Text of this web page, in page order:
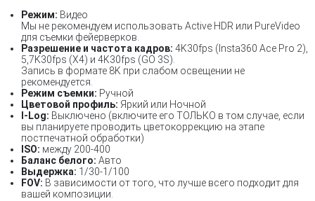
Режим: Видео
Мы не рекомендуем использовать Active HDR или PureVideo
для съемки фейерверков.
Разрешение и частота кадров: 4K30fps (Insta360 Ace Pro 2),
5,7K30fps (X4) и 4K30fps (GO 3S).
Запись в формате 8K при слабом освещении не
рекомендуется.
Режим съемки: Ручной
Цветовой профиль: Яркий или Ночной
I-Log: Выключено (включите его ТОЛЬКО в том случае, если
вы планируете проводить цветокоррекцию на этапе
постпечатной обработки)
ISO: между 200-400
Баланс белого: Авто
Выдержка: 1/30-1/100
FOV: В зависимости от того, что лучше всего подходит для
вашей композиции.